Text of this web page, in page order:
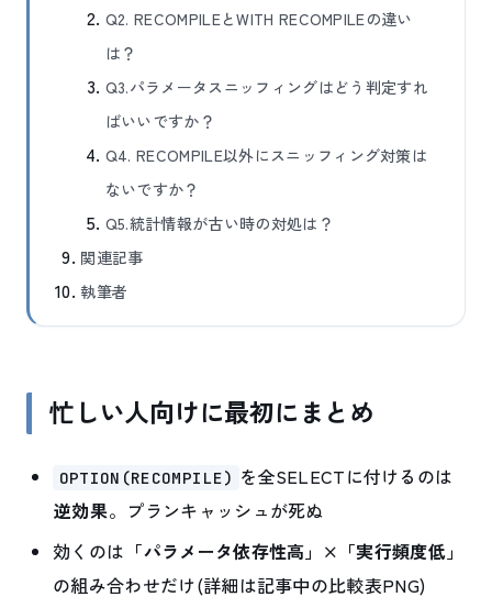
Q2. RECOMPILEとWITH RECOMPILEの違い
は？
Q3.パラメータスニッフィングはどう判定すれ
ばいいですか？
Q4. RECOMPILE以外にスニッフィング対策は
ないですか？
Q5.統計情報が古い時の対処は？
関連記事
執筆者
忙しい人向けに最初にまとめ
OPTION(RECOMPILE) を全SELECTに付けるのは
逆効果。プランキャッシュが死ぬ
効くのは 「パラメータ依存性高」×「実行頻度低」
の組み合わせだけ(詳細は記事中の比較表PNG)